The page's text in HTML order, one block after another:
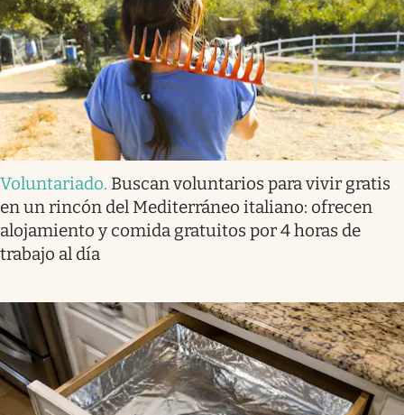
Voluntariado. Buscan voluntarios para vivir gratis
en un rincón del Mediterráneo italiano: ofrecen
alojamiento y comida gratuitos por 4 horas de
trabajo al día